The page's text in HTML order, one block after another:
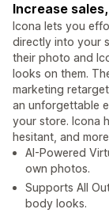
Increase
Icona lets you
directly into your
their photo and
looks on them.
marketing
an unforgettable
your store. Icona
hesitant, and
AI-Powered
own photos.
Supports All
body looks.